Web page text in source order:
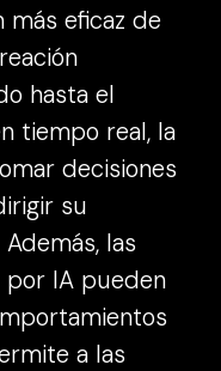
más eficaz de
hasta el
tiempo real, la
decisiones
su
las
por IA pueden
a las